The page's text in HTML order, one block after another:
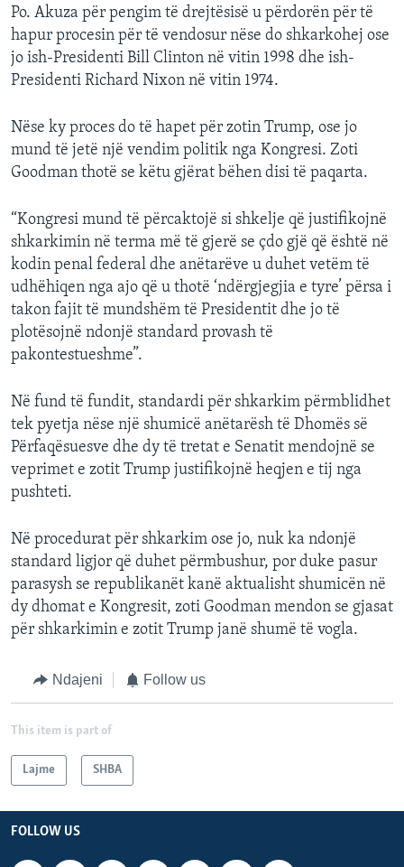
Po. Akuza për pengim të drejtësisë u përdorën për të
hapur procesin për të vendosur nëse do shkarkohej ose
jo ish-Presidenti Bill Clinton në vitin 1998 dhe ish-
Presidenti Richard Nixon në vitin 1974.
Nëse ky proces do të hapet për zotin Trump, ose jo
mund të jetë një vendim politik nga Kongresi. Zoti
Goodman thotë se këtu gjërat bëhen disi të paqarta.
“Kongresi mund të përcaktojë si shkelje që justifikojnë
shkarkimin në terma më të gjerë se çdo gjë që është në
kodin penal federal dhe anëtarëve u duhet vetëm të
udhëhiqen nga ajo që u thotë ‘ndërgjegjia e tyre’ përsa i
takon fajit të mundshëm të Presidentit dhe jo të
plotësojnë ndonjë standard provash të
pakontestueshme”.
Në fund të fundit, standardi për shkarkim përmblidhet
tek pyetja nëse një shumicë anëtarësh të Dhomës së
Përfaqësuesve dhe dy të tretat e Senatit mendojnë se
veprimet e zotit Trump justifikojnë heqjen e tij nga
pushteti.
Në procedurat për shkarkim ose jo, nuk ka ndonjë
standard ligjor që duhet përmbushur, por duke pasur
parasysh se republikanët kanë aktualisht shumicën në
dy dhomat e Kongresit, zoti Goodman mendon se gjasat
për shkarkimin e zotit Trump janë shumë të vogla.
Ndajeni Follow us
This item is part of
Lajme SHBA
FOLLOW US